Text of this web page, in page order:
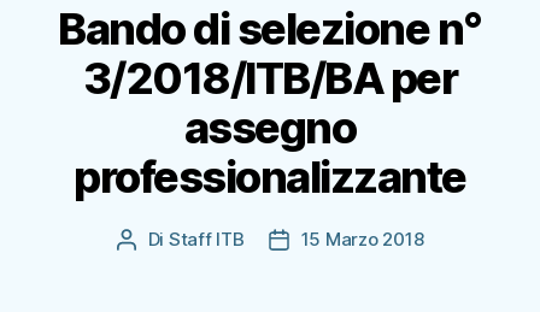
Bando di selezione n°
3/2018/ITB/BA per
assegno
professionalizzante
Autore
Di Staff ITB
Data15 Marzo 2018